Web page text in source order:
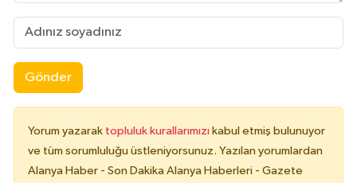
Gönder
Yorum yazarak topluluk kurallarımızı kabul etmiş bulunuyor
ve tüm sorumluluğu üstleniyorsunuz. Yazılan yorumlardan
Alanya Haber - Son Dakika Alanya Haberleri - Gazete